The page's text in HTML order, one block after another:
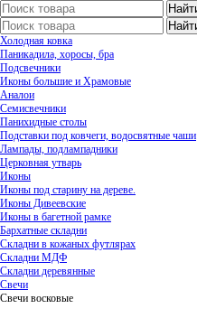
Холодная ковка
Паникадила, хоросы, бра
Подсвечники
Иконы большие и Храмовые
Аналои
Семисвечники
Панихидные столы
Подставки под ковчеги, водосвятные чаши
Лампады, подлампадники
Церковная утварь
Иконы
Иконы под старину на дереве.
Иконы Дивеевские
Иконы в багетной рамке
Бархатные складни
Складни в кожаных футлярах
Складни МДФ
Складни деревянные
Свечи
Свечи восковые